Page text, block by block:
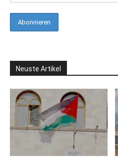
Neuste Artikel